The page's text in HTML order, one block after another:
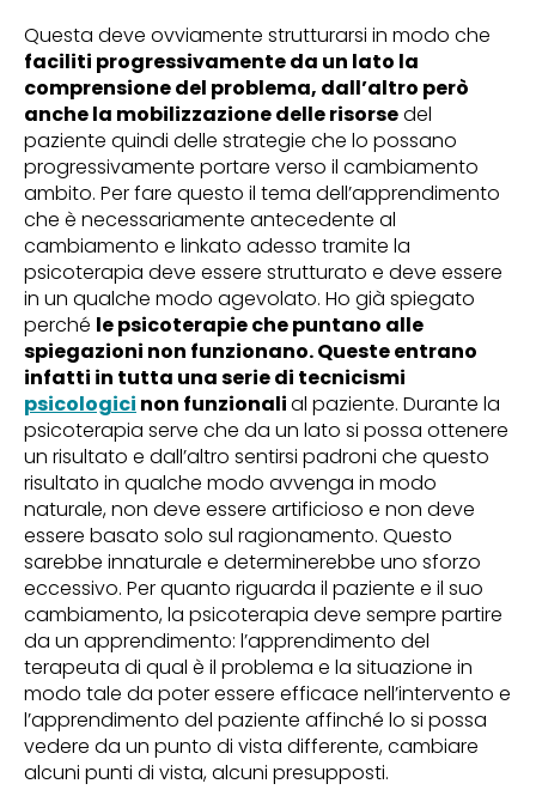
Questa deve ovviamente strutturarsi in modo che
faciliti progressivamente da un lato la
comprensione del problema, dall’altro però
anche la mobilizzazione delle risorsedel
paziente quindi delle strategie che lo possano
progressivamente portare verso il cambiamento
ambito. Per fare questo il tema dell’apprendimento
che è necessariamente antecedente al
cambiamento e linkato adesso tramite la
psicoterapia deve essere strutturato e deve essere
in un qualche modo agevolato. Ho già spiegato
perché le psicoterapie che puntano alle
spiegazioni non funzionano. Queste entrano
infatti in tutta una serie di tecnicismi
psicologici non funzionalial paziente. Durante la
psicoterapia serve che da un lato si possa ottenere
un risultato e dall’altro sentirsi padroni che questo
risultato in qualche modo avvenga in modo
naturale, non deve essere artificioso e non deve
essere basato solo sul ragionamento. Questo
sarebbe innaturale e determinerebbe uno sforzo
eccessivo. Per quanto riguarda il paziente e il suo
cambiamento, la psicoterapia deve sempre partire
da un apprendimento: l’apprendimento del
terapeuta di qual è il problema e la situazione in
modo tale da poter essere efficace nell’intervento e
l’apprendimento del paziente affinché lo si possa
vedere da un punto di vista differente, cambiare
alcuni punti di vista, alcuni presupposti.